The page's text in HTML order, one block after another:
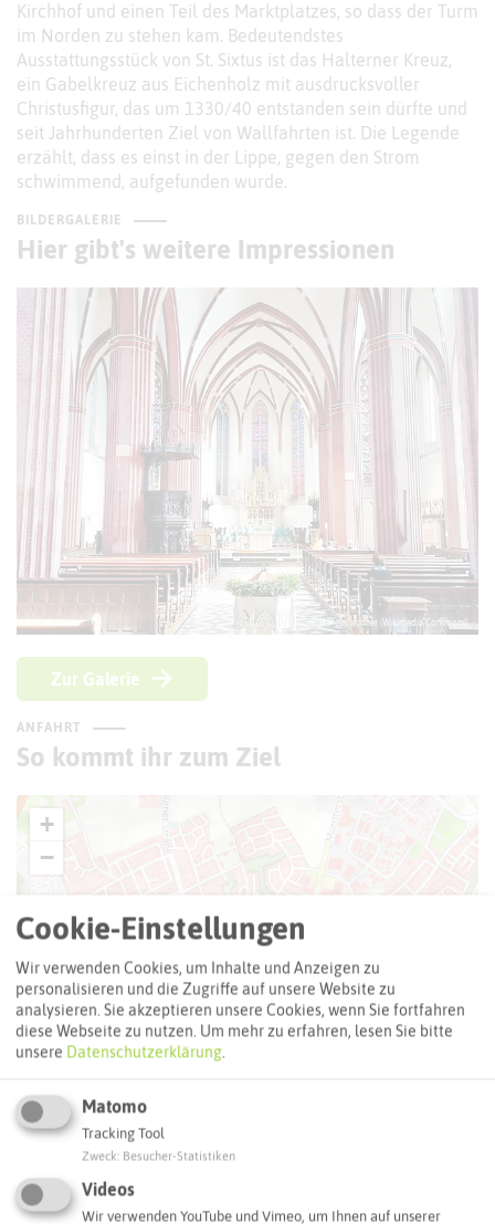
Kirchhof und einen Teil des Marktplatzes, so dass der Turm
im Norden zu stehen kam. Bedeutendstes
Ausstattungsstück von St. Sixtus ist das Halterner Kreuz,
ein Gabelkreuz aus Eichenholz mit ausdrucksvoller
Christusfigur, das um 1330/40 entstanden sein dürfte und
seit Jahrhunderten Ziel von Wallfahrten ist. Die Legende
erzählt, dass es einst in der Lippe, gegen den Strom
schwimmend, aufgefunden wurde.
BILDERGALERIE
Hier gibt's weitere Impressionen
© H.Helmlechner (Wikimedia Commons)
Zur Galerie
ANFAHRT
So kommt ihr zum Ziel
+
−
Cookie-Einstellungen
Wir verwenden Cookies, um Inhalte und Anzeigen zu
personalisieren und die Zugriffe auf unsere Website zu
analysieren. Sie akzeptieren unsere Cookies, wenn Sie fortfahren
diese Webseite zu nutzen. Um mehr zu erfahren, lesen Sie bitte
unsere Datenschutzerklärung.
Matomo
Tracking Tool
Zweck Besucher-Statistiken
Videos
Wir verwenden YouTube und Vimeo, um Ihnen auf unserer